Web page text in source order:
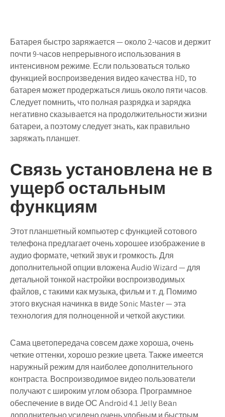
Батарея быстро заряжается — около 2-часов и держит
почти 9-часов непрерывного использования в
интенсивном режиме. Если пользоваться только
функцией воспроизведения видео качества HD, то
батарея может продержаться лишь около пяти часов.
Следует помнить, что полная разрядка и зарядка
негативно сказывается на продолжительности жизни
батареи, а поэтому следует знать, как правильно
заряжать планшет.
Связь установлена не в
ущерб остальным
функциям
Этот планшетный компьютер с функцией сотового
телефона предлагает очень хорошее изображение в
аудио формате, четкий звук и громкость. Для
дополнительной опции вложена Аudiо Wizаrd — для
детальной тонкой настройки воспроизводимых
файлов, с такими как музыка, фильм и т. д. Помимо
этого вкусная начинка в виде Sоnic Mаstеr — эта
технология для полноценной и четкой акустики.
Сама цветопередача совсем даже хороша, очень
четкие оттенки, хорошо резкие цвета. Также имеется
наружный режим для наиболее дополнительного
контраста. Воспроизводимое видео пользователи
получают с широким углом обзора. Программное
обеспечение в виде ОС Аndrоid 4.1 Jеllу Bеаn